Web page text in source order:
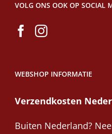
VOLG ONS OOK OP SOCIAL
WEBSHOP INFORMATIE
Verzendkosten
Buiten Nederland?